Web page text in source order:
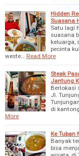
Hidden
Suasana
Satu lagi
suasana
keluarga,
pecinta
weste… Read More
Steak
Jantung
Berlokasi
Jl.
di
More
Ke Tuban
Banyak
bisa